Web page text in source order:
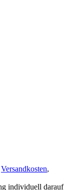
Versandkosten,
individuell darauf